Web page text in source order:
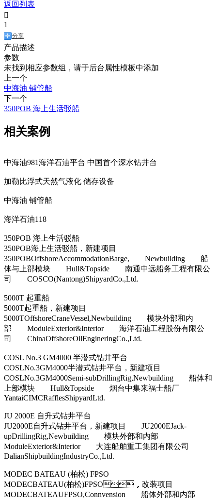
返回列表

1
分享
产品描述
参数
未找到相应参数组，请于后台属性模板中添加
上一个
中海油 铺管船
下一个
350POB 海上生活驳船
相关案例
中海油981海洋石油平台 中国首个深水钻井台
加勒比浮式天然气液化 储存设备
中海油 铺管船
海洋石油118
350POB 海上生活驳船
350POB海上生活驳船，新建项目
350POBOffshoreAccommodationBarge, Newbuilding 船
体与上部模块 Hull&Topside 南通中远船务工程有限公
司 COSCO(Nantong)ShipyardCo.,Ltd.
5000T 起重船
5000T起重船，新建项目
5000TOffshoreCraneVessel,Newbuilding 模块外部和内
部 ModuleExterior&Interior 海洋石油工程股份有限公
司 ChinaOffshoreOilEngineringCo.,Ltd.
COSL No.3 GM4000 半潜式钻井平台
COSLNo.3GM4000半潜式钻井平台，新建项目
COSLNo.3GM4000Semi-subDrillingRig,Newbuilding 船体和
上部模块 Hull&Topside 烟台中集来福士船厂
YantaiCIMCRafflesShipyardLtd.
JU 2000E 自升式钻井平台
JU2000E自升式钻井平台，新建项目 JU2000EJack-
upDrillingRig,Newbuilding 模块外部和内部
ModuleExterior&Interior 大连船舶重工集团有限公司
DalianShipbuildingIndustryCo.,Ltd.
MODEC BATEAU (柏松) FPSO
MODECBATEAU(柏松)FPSO，改装项目
MODECBATEAUFPSO,Connvension 船体外部和内部